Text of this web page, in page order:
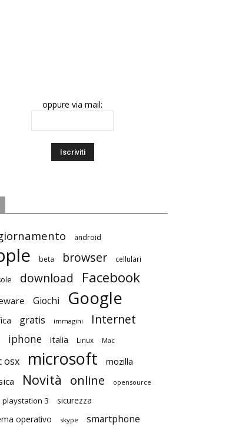
oppure via mail:
android
beta browser cellulari
download Facebook
Giochi Google
gratis immagini Internet
iphone italia Linux Mac
osx microsoft
mozilla
Novità online opensource
playstation 3
sicurezza
operativo
skype smartphone